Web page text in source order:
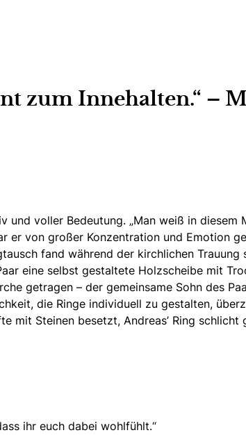
zum Innehalten.“ –
und voller Bedeutung. „Man weiß in
er von großer Konzentration und Emotion
fand während der kirchlichen Trauung
eine selbst gestaltete Holzscheibe mit
getragen – der gemeinsame Sohn des
die Ringe individuell zu gestalten,
mit Steinen besetzt, Andreas’ Ring
ihr euch dabei wohlfühlt.“